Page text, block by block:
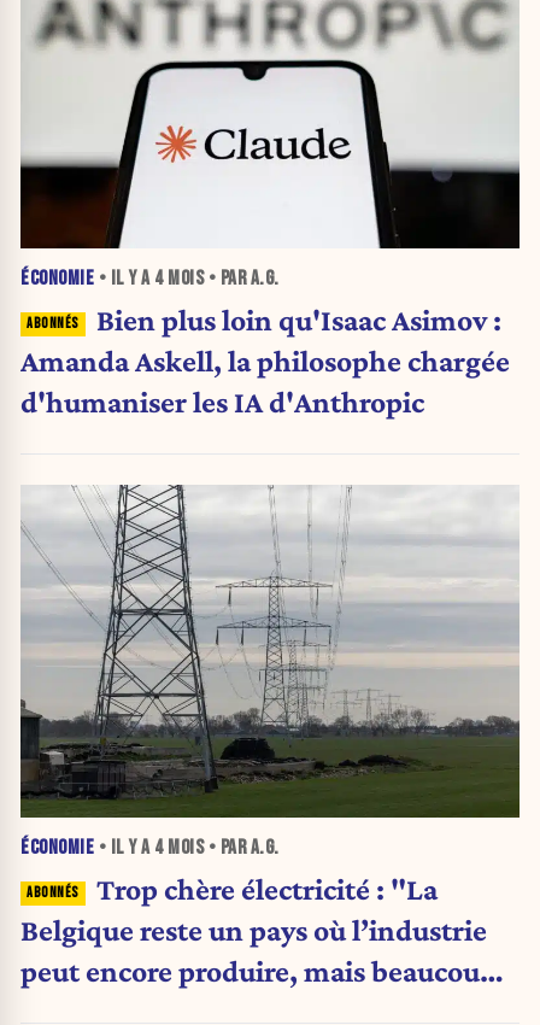
ÉCONOMIE • IL Y A 4 MOIS• PAR A.G.
Bien plus loin qu'Isaac Asimov :
Amanda Askell, la philosophe chargée
d'humaniser les IA d'Anthropic
ÉCONOMIE • IL Y A 4 MOIS• PAR A.G.
Trop chère électricité : "La
Belgique reste un pays où l’industrie
peut encore produire, mais beaucoup